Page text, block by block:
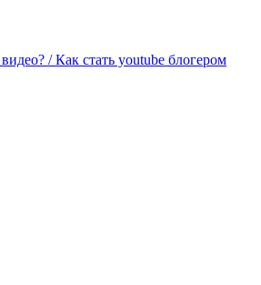
/ Как стать youtube блогером